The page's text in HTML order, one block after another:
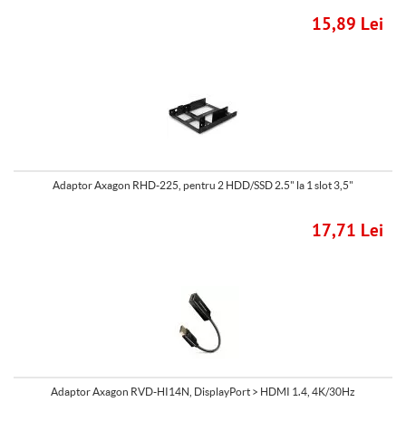
15,89 Lei
Adaptor Axagon RHD-225, pentru 2 HDD/SSD 2.5" la 1 slot 3,5"
17,71 Lei
Adaptor Axagon RVD-HI14N, DisplayPort > HDMI 1.4, 4K/30Hz